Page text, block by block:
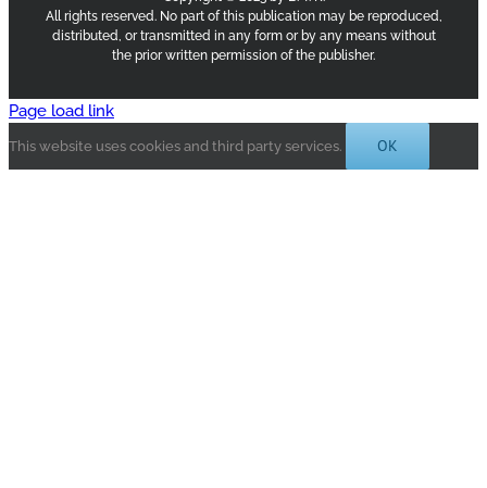
All rights reserved. No part of this publication may be reproduced,
distributed, or transmitted in any form or by any means without
the prior written permission of the publisher.
Page load link
This website uses cookies and third party services. OK